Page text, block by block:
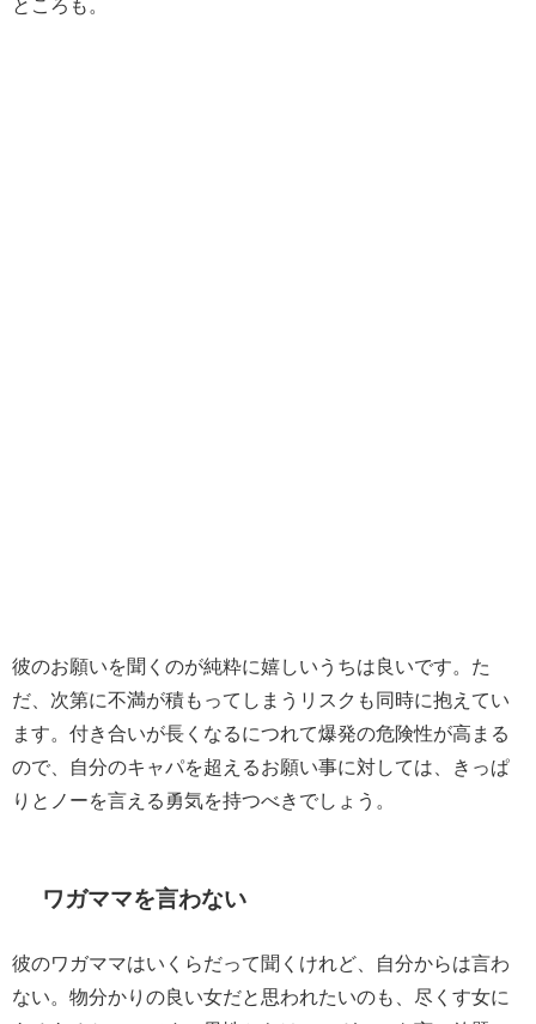
ところも。
彼のお願いを聞くのが純粋に嬉しいうちは良いです。た
だ、次第に不満が積もってしまうリスクも同時に抱えてい
ます。付き合いが長くなるにつれて爆発の危険性が高まる
ので、自分のキャパを超えるお願い事に対しては、きっぱ
りとノーを言える勇気を持つべきでしょう。
ワガママを言わない
彼のワガママはいくらだって聞くけれど、自分からは言わ
ない。物分かりの良い女だと思われたいのも、尽くす女に